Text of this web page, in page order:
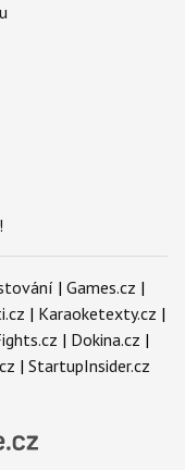
| Games.cz |
| Karaoketexty.cz |
| Dokina.cz |
| StartupInsider.cz